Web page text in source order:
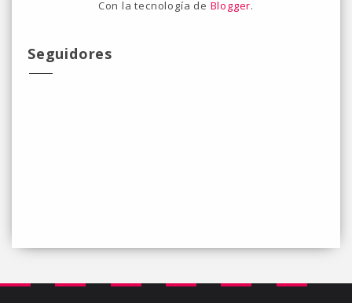
Con la tecnología de Blogger.
Seguidores